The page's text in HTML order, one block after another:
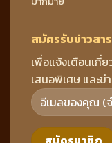
สมัครรับข่าวสาร
เพื่อแจ้งเตือนเ
เสนอพิเศษ และข่